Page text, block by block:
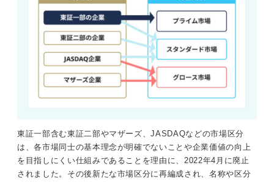
東証一部含む東証二部やマザーズ、JASDAQなどの市場区分
は、各市場同士の基本理念が明確でないことや企業価値の向上
を目指しにくい仕組みであることを理由に、2022年4月に廃止
されました。その後新たな市場区分に再編成され、名称や区分